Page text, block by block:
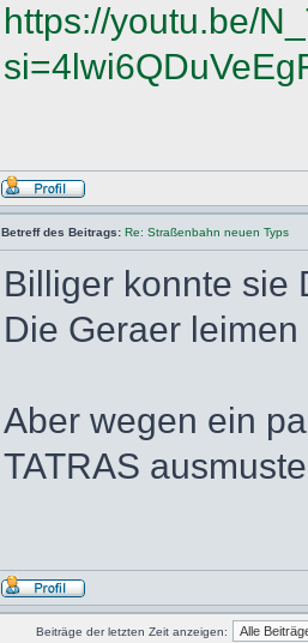
https://youtu.be/
Betreff des Beitrags: Re: Straßenbahn neuen Typs
Billiger konnte sie
Die Geraer
Aber wegen ein
TATRAS
Beiträge der letzten Zeit anzeigen: